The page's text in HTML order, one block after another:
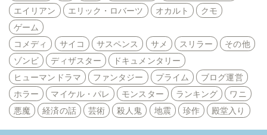
エイリアン
エリック・ロバーツ オカルト
クモ
ゲーム
コメディ
サイコ サスペンス サメ スリラー
その他
ゾンビ
ディザスター
ドキュメンタリー
ヒューマンドラマ
ファンタジー プライム
ブログ運営
ホラー
マイケル・パレ モンスター ランキング
ワニ
悪魔
経済の話 芸術 殺人鬼 地震 珍作 殿堂入り